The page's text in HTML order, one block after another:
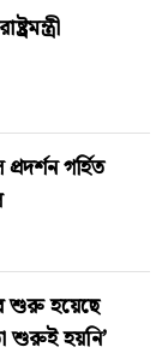
গর্হিত
শুরু হয়েছে
হয়নি’